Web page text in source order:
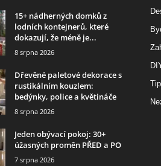
15+ nádherných domků z
lodních kontejnerů, které
dokazují, že méně je...
8 srpna 2026
Dřevěné paletové dekorace s
rustikálním kouzlem:
bedýnky, police a květináče
8 srpna 2026
Jeden obývací pokoj: 30+
úžasných proměn PŘED a PO
7 srpna 2026